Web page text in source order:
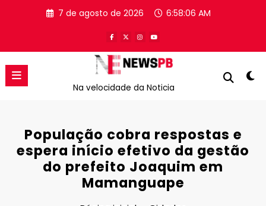
7 de agosto de 2026 6:58:06 AM
Na velocidade da Noticia
População cobra respostas e
espera início efetivo da gestão
do prefeito Joaquim em
Mamanguape